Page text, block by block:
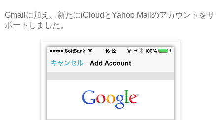
Gmailに加え、新たにiCloudとYahoo Mailのアカウントをサ
ポートしました。